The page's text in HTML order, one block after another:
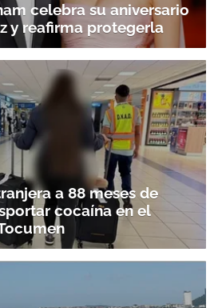
a nuestro boletín.
ACEPTAR
celebra su aniversario
y reafirma protegerla
a 88 meses de
cocaína en el